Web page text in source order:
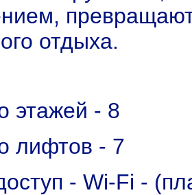
отдыха.
этажей - 8
лифтов - 7
- Wi-Fi -